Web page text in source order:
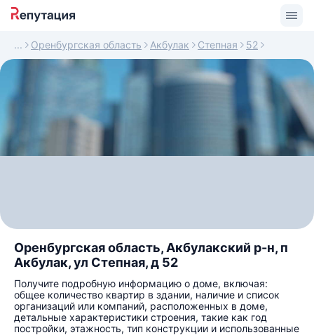
Оренбургская область Акбулак Степная 52
Оренбургская область, Акбулакский р-н, п
Акбулак, ул Степная, д 52
Получите подробную информацию о доме, включая:
общее количество квартир в здании, наличие и список
организаций или компаний, расположенных в доме,
детальные характеристики строения, такие как год
постройки, этажность, тип конструкции и использованные